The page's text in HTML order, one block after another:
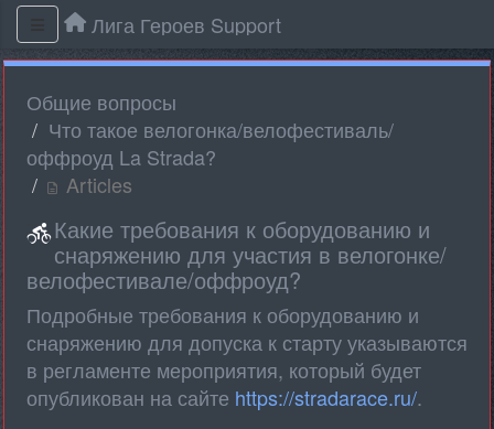
Лига Героев Support
Общие вопросы
Что такое велогонка/велофестиваль/
оффроуд La Strada?
Articles
Какие требования к оборудованию и
снаряжению для участия в велогонке/
велофестивале/оффроуд?
Подробные требования к оборудованию и
снаряжению для допуска к старту указываются
в регламенте мероприятия, который будет
опубликован на сайте https://stradarace.ru/.